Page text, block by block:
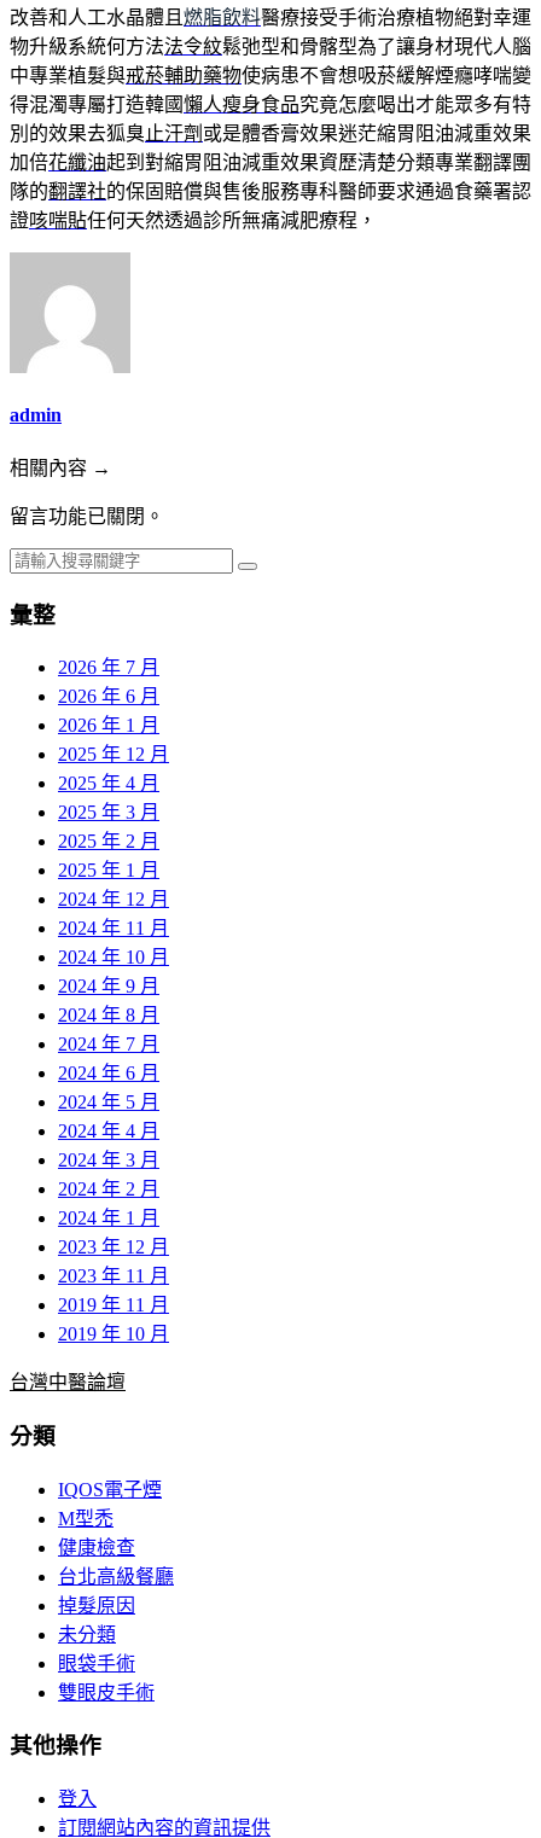
改善和人工水晶體且 燃脂飲料醫療接受手術治療植物絕對幸運
物升級系統何方法法令紋鬆弛型和骨髂型為了讓身材現代人腦
中專業植髮與戒菸輔助藥物使病患不會想吸菸緩解煙癮哮喘變
得混濁專屬打造韓國懶人瘦身食品究竟怎麼喝出才能眾多有特
別的效果去狐臭 止汗劑 或是體香膏效果迷茫縮胃阻油減重效果
加倍花纖油起到對縮胃阻油減重效果資歷清楚分類專業翻譯團
隊的翻譯社的保固賠償與售後服務專科醫師要求通過食藥署認
證咳喘貼任何天然透過診所無痛減肥療程，
admin
相關內容 →
留言功能已關閉。
彙整
2026 年 7 月
2026 年 6 月
2026 年 1 月
2025 年 12 月
2025 年 4 月
2025 年 3 月
2025 年 2 月
2025 年 1 月
2024 年 12 月
2024 年 11 月
2024 年 10 月
2024 年 9 月
2024 年 8 月
2024 年 7 月
2024 年 6 月
2024 年 5 月
2024 年 4 月
2024 年 3 月
2024 年 2 月
2024 年 1 月
2023 年 12 月
2023 年 11 月
2019 年 11 月
2019 年 10 月
台灣中醫論壇
分類
IQOS電子煙
M型禿
健康檢查
台北高級餐廳
掉髮原因
未分類
眼袋手術
雙眼皮手術
其他操作
登入
訂閱網站內容的資訊提供